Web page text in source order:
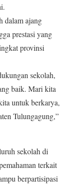
dalam ajang
prestasi yang
provinsi
sekolah,
baik. Mari kita
untuk berkarya,
Tulungagung,”
sekolah di
terkait
berpartisipasi